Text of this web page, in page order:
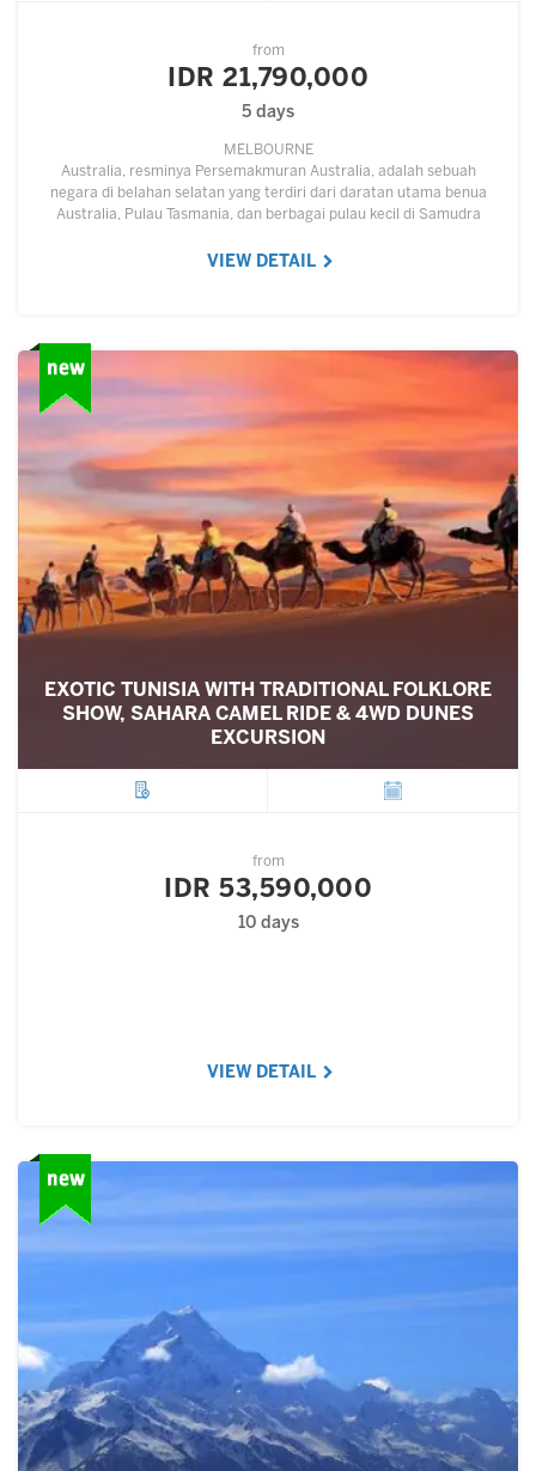
from
IDR 21,790,000
5 days
MELBOURNE
Australia, resminya Persemakmuran Australia, adalah sebuah
negara di belahan selatan yang terdiri dari daratan utama benua
Australia, Pulau Tasmania, dan berbagai pulau kecil di Samudra
VIEW DETAIL
EXOTIC TUNISIA WITH TRADITIONAL FOLKLORE
SHOW, SAHARA CAMEL RIDE & 4WD DUNES
EXCURSION
from
IDR 53,590,000
10 days
VIEW DETAIL